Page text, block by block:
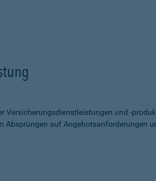
Versicherungsdienstleistungen und -
Absprüngen auf Angebotsanforderungen